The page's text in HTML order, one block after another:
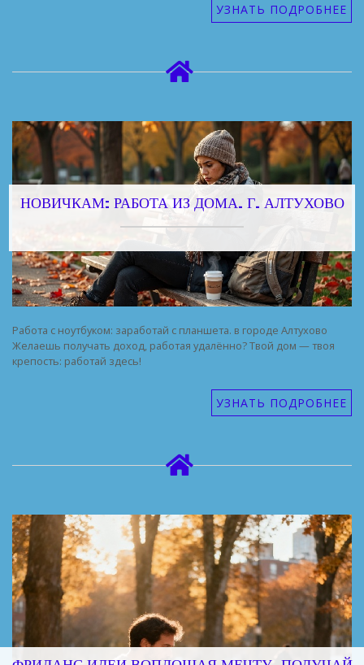
УЗНАТЬ ПОДРОБНЕЕ
НОВИЧКАМ: РАБОТА ИЗ ДОМА. Г. АЛТУХОВО
Работа с ноутбуком: заработай с планшета. в городе Алтухово
Желаешь получать доход, работая удалённо? Твой дом — твоя
крепость: работай здесь!
УЗНАТЬ ПОДРОБНЕЕ